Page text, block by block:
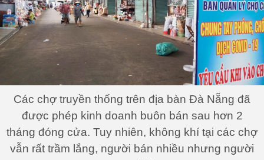
Các chợ truyền thống trên địa bàn Đà Nẵng đã
được phép kinh doanh buôn bán sau hơn 2
tháng đóng cửa. Tuy nhiên, không khí tại các chợ
vẫn rất trầm lắng, người bán nhiều nhưng người